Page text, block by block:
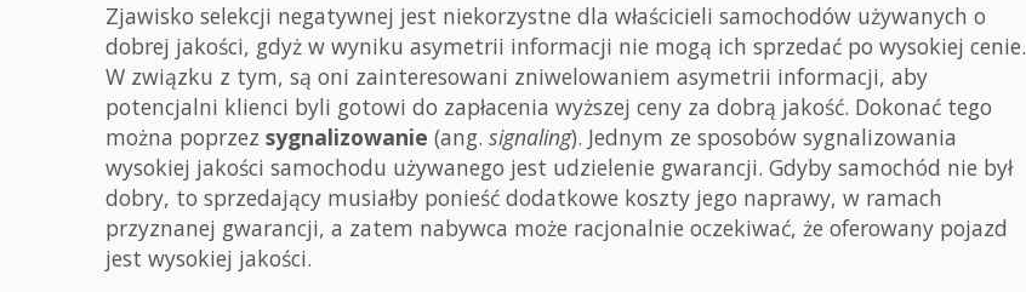
Zjawisko selekcji negatywnej jest niekorzystne dla właścicieli samochodów używanych o
dobrej jakości, gdyż w wyniku asymetrii informacji nie mogą ich sprzedać po wysokiej cenie.
W związku z tym, są oni zainteresowani zniwelowaniem asymetrii informacji, aby
potencjalni klienci byli gotowi do zapłacenia wyższej ceny za dobrą jakość. Dokonać tego
można poprzez sygnalizowanie (ang. signaling). Jednym ze sposobów sygnalizowania
wysokiej jakości samochodu używanego jest udzielenie gwarancji. Gdyby samochód nie był
dobry, to sprzedający musiałby ponieść dodatkowe koszty jego naprawy, w ramach
przyznanej gwarancji, a zatem nabywca może racjonalnie oczekiwać, że oferowany pojazd
jest wysokiej jakości.